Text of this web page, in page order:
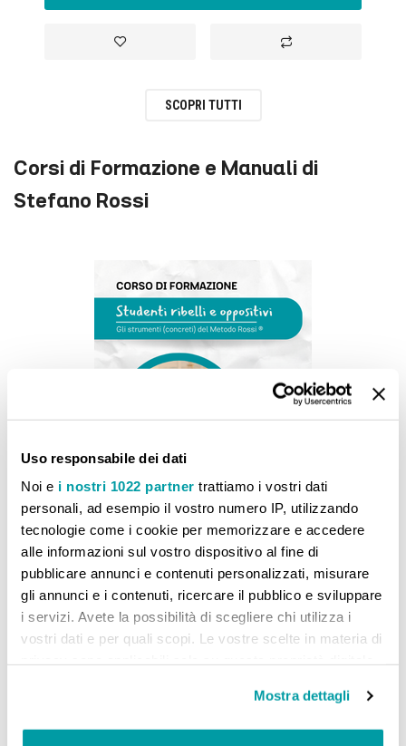
Uso responsabile dei dati
Noi e i nostri 1022 partner trattiamo i vostri dati
personali, ad esempio il vostro numero IP, utilizzando
tecnologie come i cookie per memorizzare e accedere
alle informazioni sul vostro dispositivo al fine di
pubblicare annunci e contenuti personalizzati, misurare
gli annunci e i contenuti, ricercare il pubblico e sviluppare
i servizi. Avete la possibilità di scegliere chi utilizza i
vostri dati e per quali scopi. Le vostre scelte in materia di
modificare o revocare il proprio consenso in qualsiasi
momento dalla Dichiarazione sui cookie o facendo clic
Mostra dettagli
Aggiungi alla lista desideri Aggiungi al confronto
SCOPRI TUTTI
Corsi di Formazione e Manuali di
Stefano Rossi
PISTOIA - Studenti ribelli e oppositivi. Gli strumenti (concreti) del Metodo Rossi ®
40,00 €
AGGIUNGI AL CARRELLO
Aggiungi alla lista desideri Aggiungi al confronto